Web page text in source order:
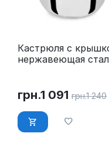
Кастрюля с
нержавеющая
грн.1 091 грн.1 240